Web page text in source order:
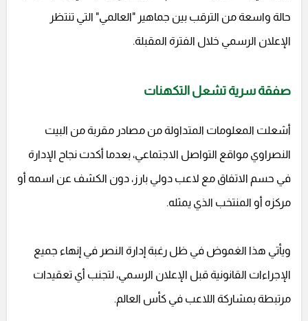
حالة واسعة من الترقب بين جماهير "العالمي" التي تنتظر
الإعلان الرسمي خلال الفترة المقبلة.
صفقة سرية تشعل التكهنات
أشعلت المعلومات المتداولة من مصادر مقربة من البيت
النصراوي مواقع التواصل الاجتماعي، بعدما أكدت نجاح الإدارة
في حسم الاتفاق مع لاعب دولي بارز، دون الكشف عن اسمه أو
مركزه أو المنتخب الذي يمثله.
ويأتي هذا الغموض في ظل رغبة إدارة النصر في إنهاء جميع
الإجراءات القانونية قبل الإعلان الرسمي، لتجنب أي تعقيدات
مرتبطة بمشاركة اللاعب في كأس العالم.